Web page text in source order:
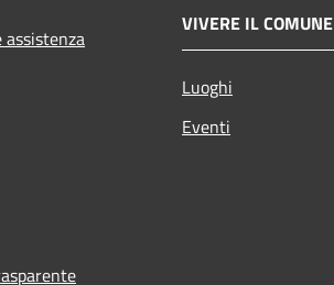
assistenza
VIVERE IL COMUNE
Luoghi
Eventi